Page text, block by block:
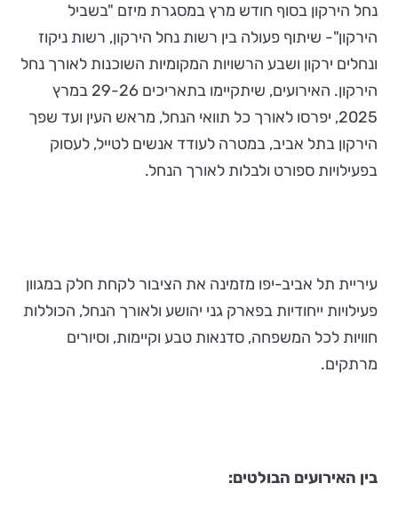
נחל הירקון בסוף חודש מרץ במסגרת מיזם "בשביל
הירקון"- שיתוף פעולה בין רשות נחל הירקון, רשות ניקוז
ונחלים ירקון ושבע הרשויות המקומיות השוכנות לאורך נחל
הירקון. האירועים, שיתקיימו בתאריכים 29-26 במרץ
2025, יפרסו לאורך כל תוואי הנחל, מראש העין ועד שפך
הירקון בתל אביב, במטרה לעודד אנשים לטייל, לעסוק
בפעילויות ספורט ולבלות לאורך הנחל.
עיריית תל אביב-יפו מזמינה את הציבור לקחת חלק במגוון
פעילויות ייחודיות בפארק גני יהושע ולאורך הנחל, הכוללות
חוויות לכל המשפחה, סדנאות טבע וקיימות, וסיורים
מרתקים.
בין האירועים הבולטים: